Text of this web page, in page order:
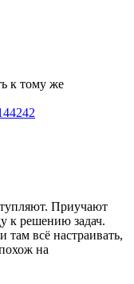
к тому же
Приучают
к решению задач.
там всё настраивать,
на